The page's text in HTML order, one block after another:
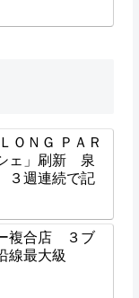
ＯＮＧ ＰＡＲ
ェ」刷新 泉
３週連続で記
複合店 ３ブ
線最大級